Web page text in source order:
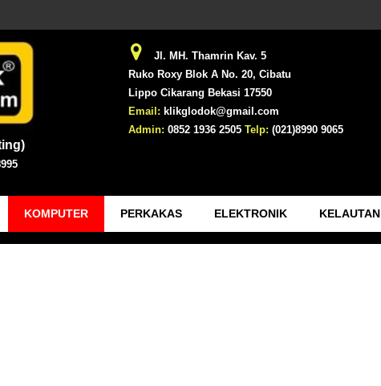
Jl. MH. Thamrin Kav. 5
Ruko Roxy Blok A No. 20, Cibatu
Lippo Cikarang Bekasi 17550
Email: klikglodok@gmail.com
Admin: 0852 1936 2505 Telp: (021)8990 9065
KOMPUTER PERKAKAS ELEKTRONIK KELAUTAN